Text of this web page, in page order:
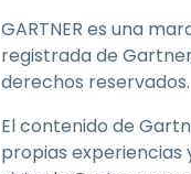
GARTNER es una
registrada de
derechos reservados.
El contenido de
propias